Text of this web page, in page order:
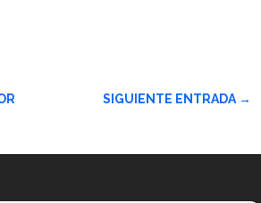
SIGUIENTE ENTRADA→